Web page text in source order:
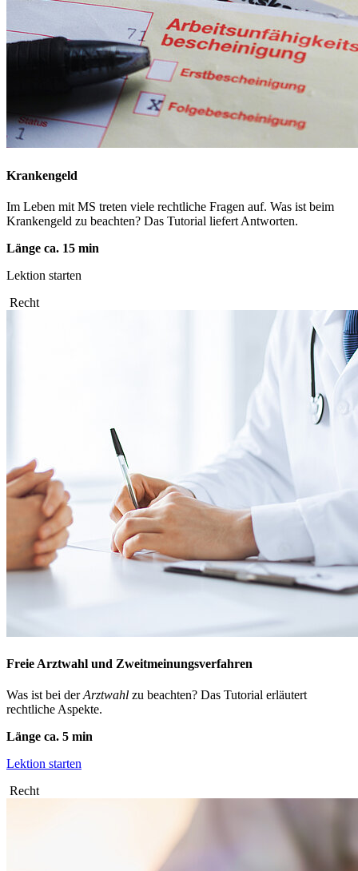
Krankengeld
Im Leben mit MS treten viele rechtliche Fragen auf. Was ist beim
Krankengeld zu beachten? Das Tutorial liefert Antworten.
Länge ca. 15 min
Lektion starten
Recht
Freie Arztwahl und Zweitmeinungsverfahren
Was ist bei derArztwahl zu beachten? Das Tutorial erläutert
rechtliche Aspekte.
Länge ca. 5 min
Lektion starten
Recht